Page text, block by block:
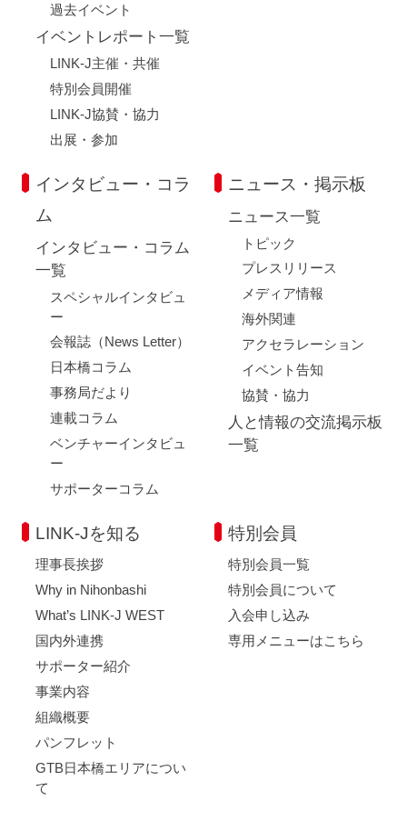
過去イベント
イベントレポート一覧
LINK-J主催・共催
特別会員開催
LINK-J協賛・協力
出展・参加
インタビュー・コラ
ム
インタビュー・コラム
一覧
スペシャルインタビュ
ー
会報誌（News Letter）
日本橋コラム
事務局だより
連載コラム
ベンチャーインタビュ
ー
サポーターコラム
ニュース・掲示板
ニュース一覧
トピック
プレスリリース
メディア情報
海外関連
アクセラレーション
イベント告知
協賛・協力
人と情報の交流掲示板
一覧
LINK-Jを知る
理事長挨拶
Why in Nihonbashi
What’s LINK-J WEST
国内外連携
サポーター紹介
事業内容
組織概要
パンフレット
GTB日本橋エリアについ
て
特別会員
特別会員一覧
特別会員について
入会申し込み
専用メニューはこちら